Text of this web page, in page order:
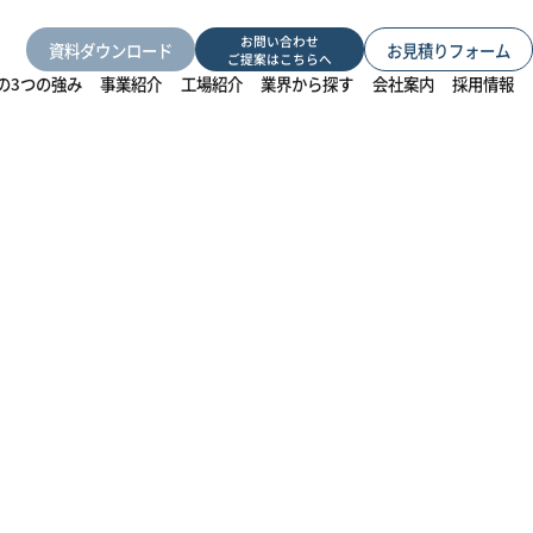
資料ダウンロード
お問い合わせ
ご提案はこちらへ
お見積りフォーム
3つの強み
事業紹介 工場紹介 業界から探す 会社案内 採用情報